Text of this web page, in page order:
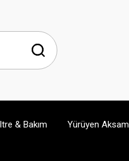
& Bakım Yürüyen Aksam